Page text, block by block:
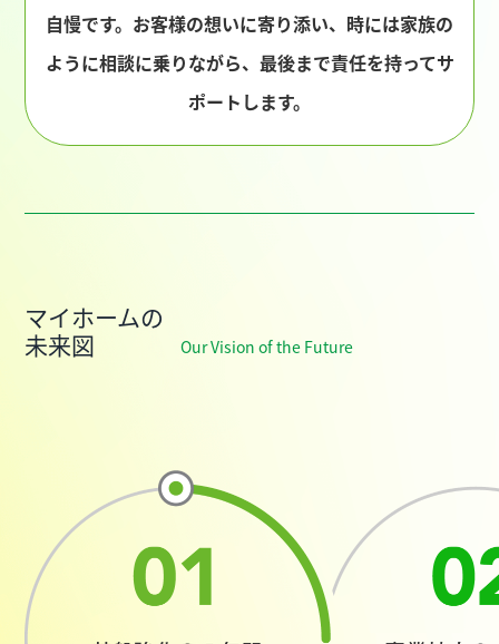
自慢です。お客様の想いに寄り添い、時には家族の
ように相談に乗りながら、最後まで責任を持ってサ
ポートします。
マイホームの
未来図
Our Vision of the Future